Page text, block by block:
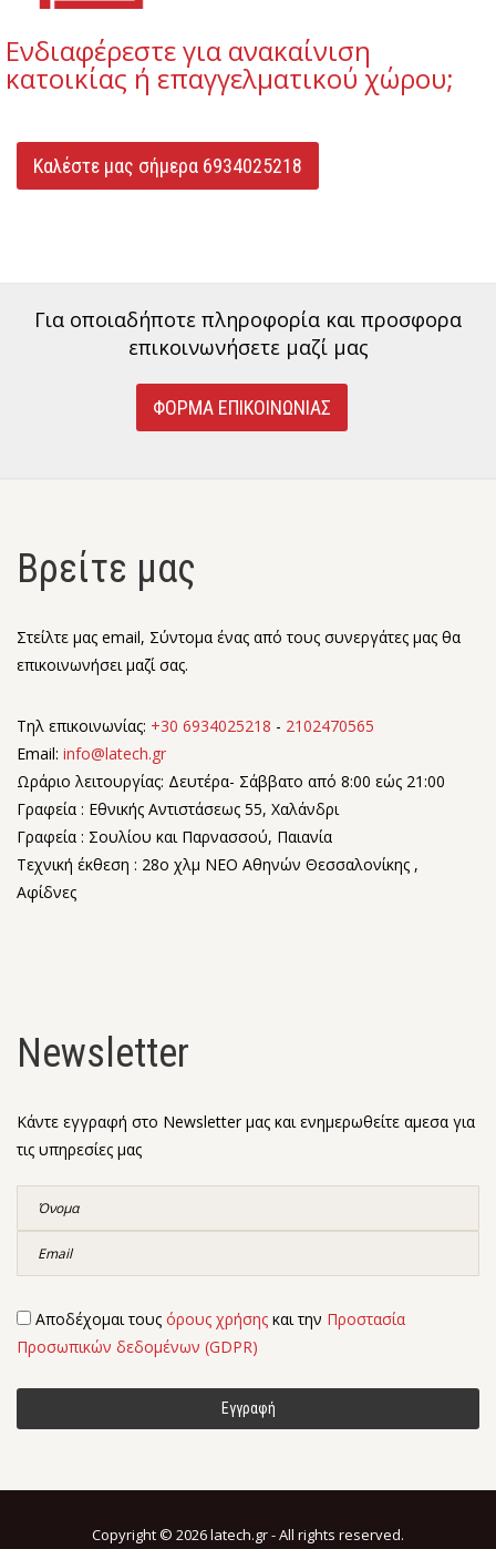
Ενδιαφέρεστε για ανακαίνιση
κατοικίας ή επαγγελματικού χώρου;
Καλέστε μας σήμερα 6934025218
Για οποιαδήποτε πληροφορία και προσφορα
επικοινωνήσετε μαζί μας
ΦΟΡΜΑ ΕΠΙΚΟΙΝΩΝΙΑΣ
Βρείτε μας
Στείλτε μας email, Σύντομα ένας από τους συνεργάτες μας θα
επικοινωνήσει μαζί σας.
Τηλ επικοινωνίας: +30 6934025218 - 2102470565
Email: info@latech.gr
Ωράριο λειτουργίας: Δευτέρα- Σάββατο από 8:00 εώς 21:00
Γραφεία : Εθνικής Αντιστάσεως 55, Χαλάνδρι
Γραφεία : Σουλίου και Παρνασσού, Παιανία
Τεχνική έκθεση : 28o χλμ ΝΕΟ Αθηνών Θεσσαλονίκης ,
Αφίδνες
Newsletter
Κάντε εγγραφή στο Newsletter μας και ενημερωθείτε αμεσα για
τις υπηρεσίες μας
Αποδέχομαι τους όρους χρήσης και την Προστασία
Προσωπικών δεδομένων (GDPR)
Copyright © 2026 latech.gr - All rights reserved.